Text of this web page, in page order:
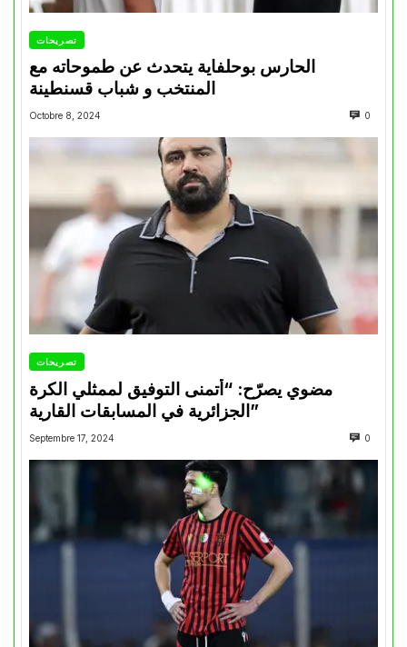
تصريحات
الحارس بوحلفاية يتحدث عن طموحاته مع
المنتخب و شباب قسنطينة
Octobre 8, 2024 0
تصريحات
مضوي يصرّح: “أتمنى التوفيق لممثلي الكرة
الجزائرية في المسابقات القارية”
Septembre 17, 2024 0